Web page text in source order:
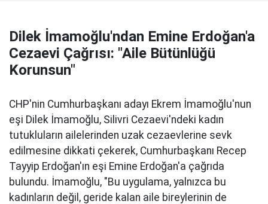
Dilek İmamoğlu'ndan Emine Erdoğan'a
Cezaevi Çağrısı: "Aile Bütünlüğü
Korunsun"
CHP'nin Cumhurbaşkanı adayı Ekrem İmamoğlu'nun
eşi Dilek İmamoğlu, Silivri Cezaevi'ndeki kadın
tutukluların ailelerinden uzak cezaevlerine sevk
edilmesine dikkati çekerek, Cumhurbaşkanı Recep
Tayyip Erdoğan'ın eşi Emine Erdoğan'a çağrıda
bulundu. İmamoğlu, "Bu uygulama, yalnızca bu
kadınların değil, geride kalan aile bireylerinin de